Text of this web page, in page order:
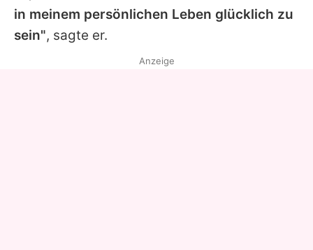
in meinem persönlichen Leben glücklich zu
sein", sagte er.
Anzeige